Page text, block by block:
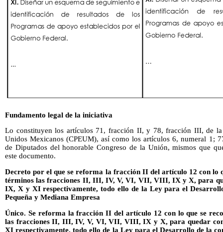
Fundamento legal de la iniciativa
Lo constituyen los artículos 71, fracción II, y 78, fracción III, de la
Unidos Mexicanos (CPEUM), así como los artículos 6, numeral 1;
de Diputados del honorable Congreso de la Unión, mismos que
este documento.
Decreto por el que se reforma la fracción II del artículo 12 con lo
términos las fracciones II, III, IV, V, VI, VII, VIII, IX y X, para
IX, X y XI respectivamente, todo ello de la Ley para el
Pequeña y Mediana Empresa
Único. Se reforma la fracción II del artículo 12 con lo que se
las fracciones II, III, IV, V, VI, VII, VIII, IX y X, para quedar
XI respectivamente, todo ello de la Ley para el Desarrollo de la